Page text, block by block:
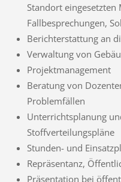
Standort
Fallbesprechungen,
Berichterstattung an
Verwaltung von
Projektmanagement
Beratung von
Problemfällen
Unterrichtsplanung
Stoffverteilungspläne
Stunden- und
Repräsentanz,
Präsentation bei